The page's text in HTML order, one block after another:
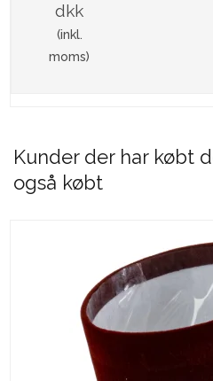
dkk
(inkl.
moms)
Kunder der har købt
også købt